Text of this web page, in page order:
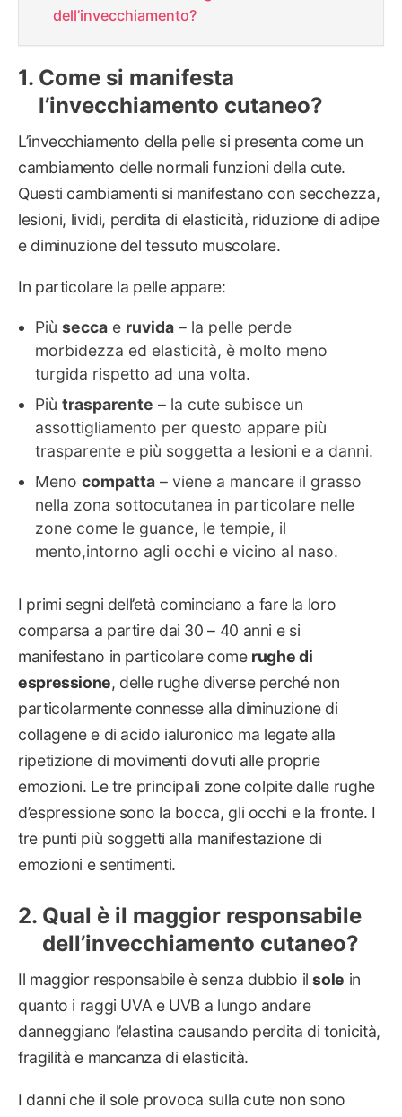
dell’invecchiamento?
Come si manifesta
l’invecchiamento cutaneo?
L’invecchiamento della pelle si presenta come un
cambiamento delle normali funzioni della cute.
Questi cambiamenti si manifestano con secchezza,
lesioni, lividi, perdita di elasticità, riduzione di adipe
e diminuzione del tessuto muscolare.
In particolare la pelle appare:
Piùsecca e ruvida – la pelle perde
morbidezza ed elasticità, è molto meno
turgida rispetto ad una volta.
Piùtrasparente – la cute subisce un
assottigliamento per questo appare più
trasparente e più soggetta a lesioni e a danni.
Menocompatta – viene a mancare il grasso
nella zona sottocutanea in particolare nelle
zone come le guance, le tempie, il
mento,intorno agli occhi e vicino al naso.
I primi segni dell’età cominciano a fare la loro
comparsa a partire dai 30 – 40 anni e si
manifestano in particolare come rughe di
espressione, delle rughe diverse perché non
particolarmente connesse alla diminuzione di
collagene e di acido ialuronico ma legate alla
ripetizione di movimenti dovuti alle proprie
emozioni. Le tre principali zone colpite dalle rughe
d’espressione sono la bocca, gli occhi e la fronte. I
tre punti più soggetti alla manifestazione di
emozioni e sentimenti.
Qual è il maggior responsabile
dell’invecchiamento cutaneo?
Il maggior responsabile è senza dubbio ilsole in
quanto i raggi UVA e UVB a lungo andare
danneggiano l’elastina causando perdita di tonicità,
fragilità e mancanza di elasticità.
I danni che il sole provoca sulla cute non sono